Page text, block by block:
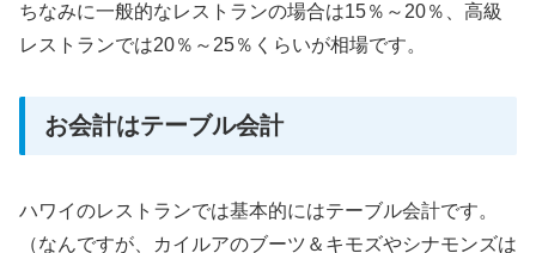
ちなみに一般的なレストランの場合は15％～20％、高級
レストランでは20％～25％くらいが相場です。
お会計はテーブル会計
ハワイのレストランでは基本的にはテーブル会計です。
（なんですが、カイルアのブーツ＆キモズやシナモンズは